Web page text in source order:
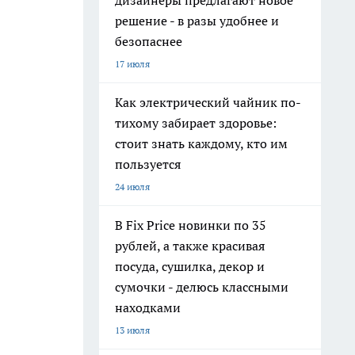
решение - в разы удобнее и
безопаснее
17 июля
Как электрический чайник по-
тихому забирает здоровье:
стоит знать каждому, кто им
пользуется
24 июля
В Fix Price новинки по 35
рублей, а также красивая
посуда, сушилка, декор и
сумочки - делюсь классными
находками
13 июля